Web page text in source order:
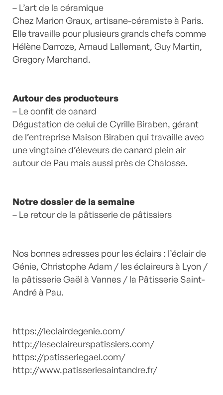
– L’art de la céramique
Chez Marion Graux, artisane-céramiste à Paris.
Elle travaille pour plusieurs grands chefs comme
Hélène Darroze, Arnaud Lallemant, Guy Martin,
Gregory Marchand.
Autour des producteurs
– Le confit de canard
Dégustation de celui de Cyrille Biraben, gérant
de l’entreprise Maison Biraben qui travaille avec
une vingtaine d’éleveurs de canard plein air
autour de Pau mais aussi près de Chalosse.
Notre dossier de la semaine
– Le retour de la pâtisserie de pâtissiers
Nos bonnes adresses pour les éclairs : l’éclair de
Génie, Christophe Adam / les éclaireurs à Lyon /
la pâtisserie Gaël à Vannes / la Pâtisserie Saint-
André à Pau.
https://leclairdegenie.com/
http://leseclaireurspatissiers.com/
https://patisseriegael.com/
http://www.patisseriesaintandre.fr/